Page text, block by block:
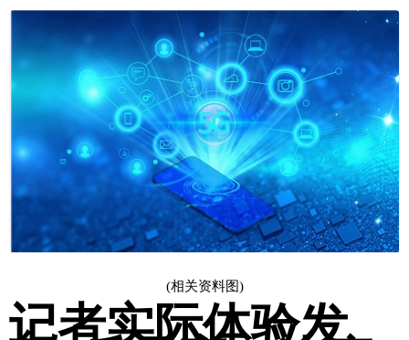
(相关资料图)
记者实际体验发